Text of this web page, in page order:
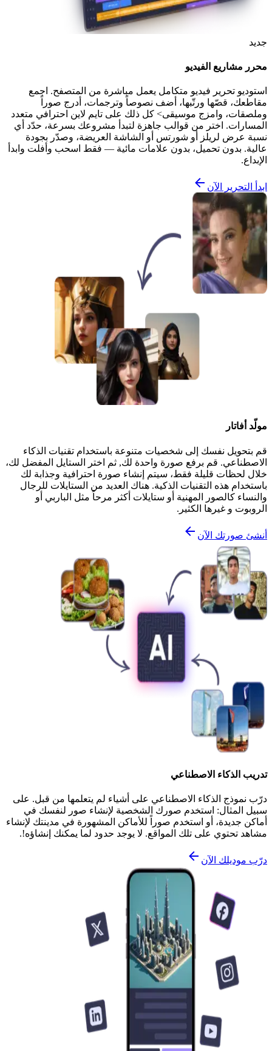
جديد
محرر مشاريع الفيديو
استوديو تحرير فيديو متكامل يعمل مباشرة من المتصفح. اجمع
مقاطعك، قصّها ورتّبها، أضف نصوصاً وترجمات، أدرج صوراً
وملصقات، وامزج موسيقى> كل ذلك على تايم لاين احترافي متعدد
المسارات. اختر من قوالب جاهزة لتبدأ مشروعك بسرعة، حدّد أي
نسبة عرض لريلز أو شورتس أو الشاشة العريضة، وصدّر بجودة
عالية. بدون تحميل، بدون علامات مائية — فقط اسحب وأفلت وابدأ
الإبداع.
ابدأ التحرير الآن
مولّد أفاتار
قم بتحويل نفسك إلى شخصيات متنوعة باستخدام تقنيات الذكاء
الاصطناعي. قم برفع صورة واحدة لك, ثم اختر الستايل المفضل لك،
خلال لحظات قليلة فقط، سيتم إنشاء صورة احترافية وجذابة لك
باستخدام هذه التقنيات الذكية. هناك العديد من الستايلات للرجال
والنساء كالصور المهنية أو ستايلات أكثر مرحاً مثل الباربي أو
الروبوت و غيرها الكثير.
أنشئ صورتك الآن
تدريب الذكاء الاصطناعي
درّب نموذج الذكاء الاصطناعي على أشياء لم يتعلمها من قبل. على
سبيل المثال: استخدم صورك الشخصية لإنشاء صور لنفسك في
أماكن جديدة، أو استخدم صوراً للأماكن المشهورة في مدينتك لإنشاء
مشاهد تحتوي على تلك المواقع. لا يوجد حدود لما يمكنك إنشاؤه!.
درّب موديلك الآن